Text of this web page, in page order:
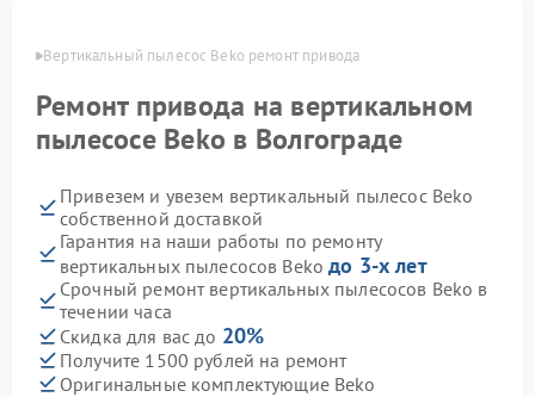
Вертикальный пылесос Beko ремонт привода
Ремонт привода на вертикальном
пылесосе Beko в Волгограде
Привезем и увезем вертикальный пылесос Beko
собственной доставкой
Гарантия на наши работы по ремонту
вертикальных пылесосов Bekoдо 3-х лет
Срочный ремонт вертикальных пылесосов Beko в
течении часа
Скидка для вас до 20%
Получите 1500 рублей на ремонт
Оригинальные комплектующие Beko